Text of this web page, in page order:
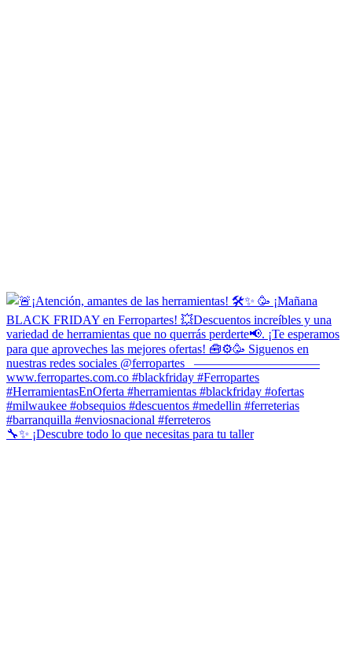
🔧✨ ¡Descubre todo lo que necesitas para tu taller